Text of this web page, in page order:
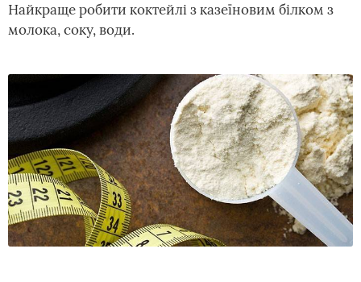
Найкраще робити коктейлі з казеїновим білком з
молока, соку, води.